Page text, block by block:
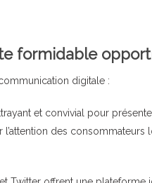
formidable
digitale :
et convivial pour
des consommateurs